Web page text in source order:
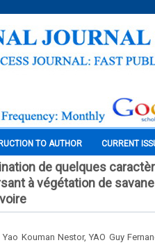
TO AUTHOR CURRENT
de quelques
à végétation de
Yao Kouman Nestor, YAO Guy